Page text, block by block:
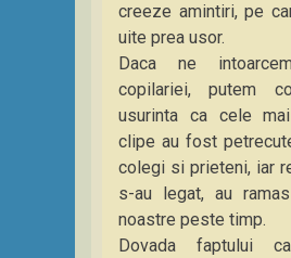
creeze amintiri, pe
uite prea usor.
Daca ne
copilariei, putem
usurinta ca cele
clipe au fost
colegi si prieteni, iar
s-au legat, au
noastre peste timp.
Dovada faptului